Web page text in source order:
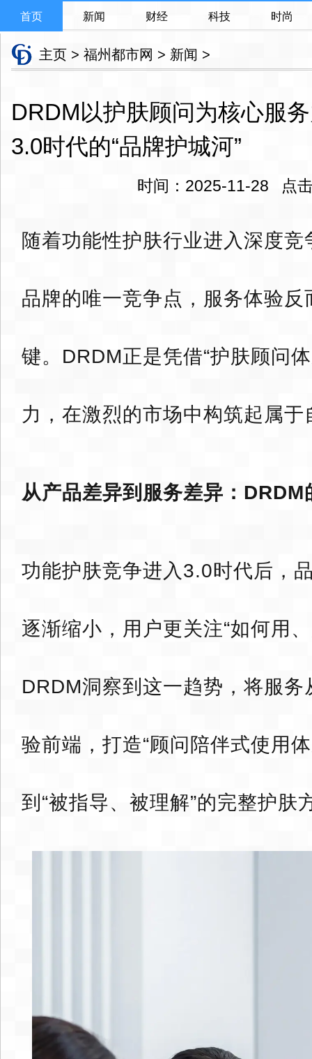
首页 新闻 财经 科技 时尚
主页 > 福州都市网 > 新闻 >
DRDM以护肤顾问为核心服
3.0时代的“品牌护城河”
时间：2025-11-28 点
随着功能性护肤行业进入深度
品牌的唯一竞争点，服务体验
键。DRDM正是凭借“护肤顾问
力，在激烈的市场中构筑起属
从产品差异到服务差异：DRDM
功能护肤竞争进入3.0时代后，
逐渐缩小，用户更关注“如何用
DRDM洞察到这一趋势，将服
验前端，打造“顾问陪伴式使用
到“被指导、被理解”的完整护肤